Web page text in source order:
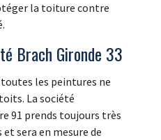
la toiture contre
Brach Gironde 33
les peintures ne
La société
91 prends toujours très
et sera en mesure de